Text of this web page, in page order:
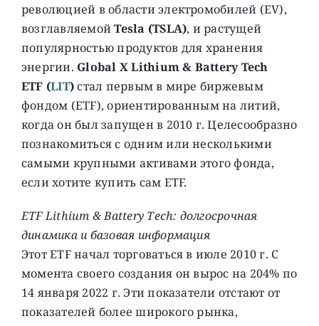
революцией в области электромобилей (EV),
возглавляемойTesla (TSLA), и растущей
популярностью продуктов для хранения
энергии. Global X Lithium & Battery Tech
ETF (LIT)стал первым в мире биржевым
фондом (ETF), ориентированным на литий,
когда он был запущен в 2010 г. Целесообразно
познакомиться с одним или несколькими
самыми крупными активами этого фонда,
если хотите купить сам ETF.
ETF Lithium & Battery Tech: долгосрочная
динамика и базовая информация
Этот ETF начал торговаться в июле 2010 г. С
момента своего создания он вырос на 204% по
14 января 2022 г. Эти показатели отстают от
показателей более широкого рынка,